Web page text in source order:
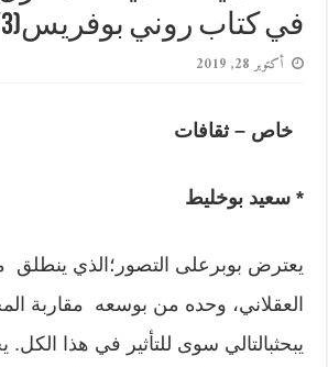
في كتاب روني بوفريس(3/3)*
أكتوبر 28, 2019
خاص – ثقافات
* سعيد بوخليط
يعترض بوبرعلى التصور؛الذي ينطلق
العقلاني، وحده من بوسعه مقاربة
يبحثبالتالي سوى للتأثير في هذا